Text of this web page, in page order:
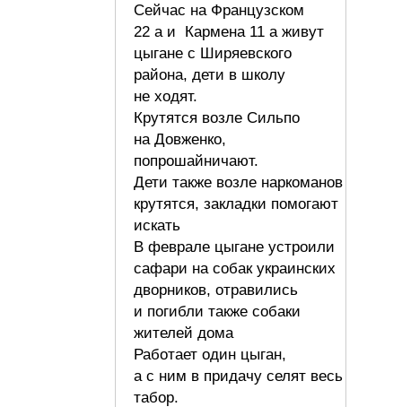
Сейчас на Французском
22 а и Кармена 11 а живут
цыгане с Ширяевского
района, дети в школу
не ходят.
Крутятся возле Сильпо
на Довженко,
попрошайничают.
Дети также возле наркоманов
крутятся, закладки помогают
искать
В феврале цыгане устроили
сафари на собак украинских
дворников, отравились
и погибли также собаки
жителей дома
Работает один цыган,
а с ним в придачу селят весь
табор.